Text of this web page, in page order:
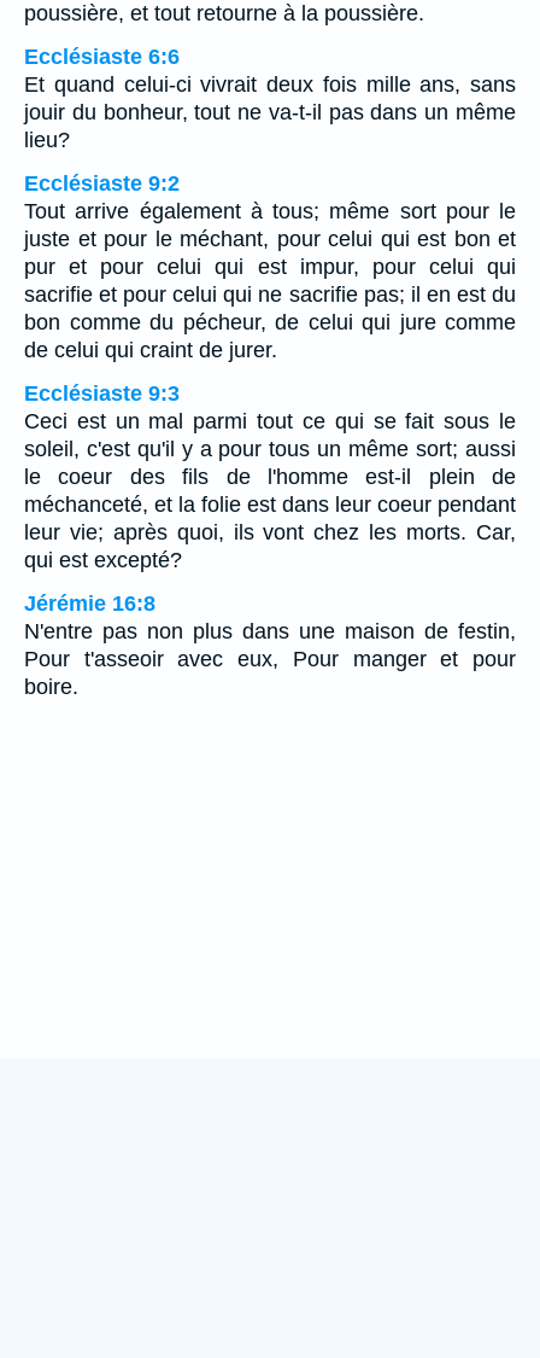
poussière, et tout retourne à la poussière.
Ecclésiaste 6:6
Et quand celui-ci vivrait deux fois mille ans, sans
jouir du bonheur, tout ne va-t-il pas dans un même
lieu?
Ecclésiaste 9:2
Tout arrive également à tous; même sort pour le
juste et pour le méchant, pour celui qui est bon et
pur et pour celui qui est impur, pour celui qui
sacrifie et pour celui qui ne sacrifie pas; il en est du
bon comme du pécheur, de celui qui jure comme
de celui qui craint de jurer.
Ecclésiaste 9:3
Ceci est un mal parmi tout ce qui se fait sous le
soleil, c'est qu'il y a pour tous un même sort; aussi
le coeur des fils de l'homme est-il plein de
méchanceté, et la folie est dans leur coeur pendant
leur vie; après quoi, ils vont chez les morts. Car,
qui est excepté?
Jérémie 16:8
N'entre pas non plus dans une maison de festin,
Pour t'asseoir avec eux, Pour manger et pour
boire.